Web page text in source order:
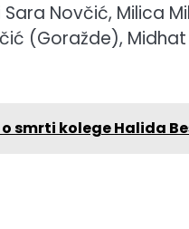
Novčić, Milica
(Goražde),
smrti kolege Halida